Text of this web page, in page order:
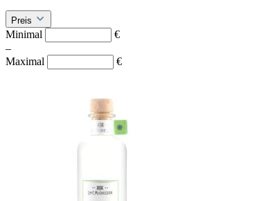
Preis
Minimal
€
–
Maximal
€